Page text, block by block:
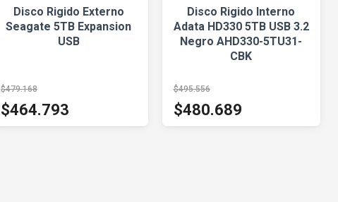
Disco Rigido Externo
Seagate 5TB Expansion
USB
$479.168
$464.793
Disco Rigido Interno
Adata HD330 5TB USB 3.2
Negro AHD330-5TU31-
CBK
$495.556
$480.689